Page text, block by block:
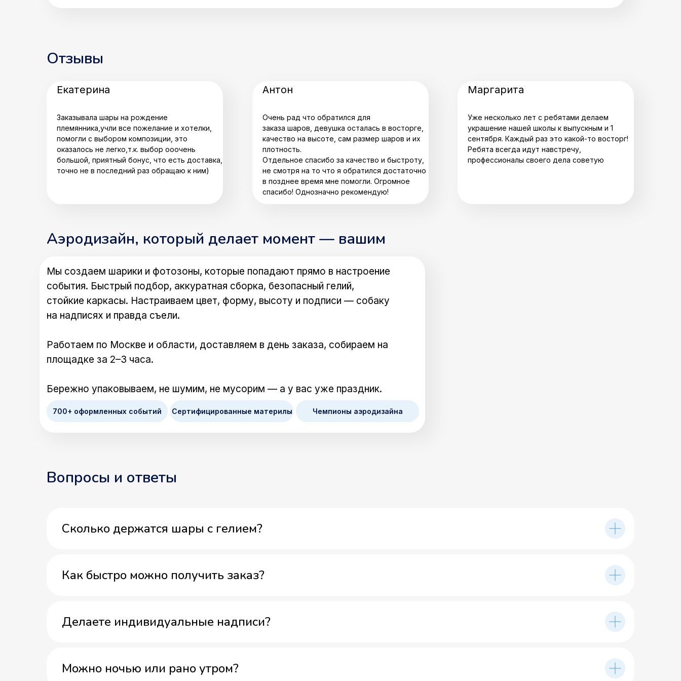
Отзывы
Заказывала шары на рождение
племянника,учли все пожелание и хотелки,
помогли с выбором композиции, это
оказалось не легко,т.к. выбор ооочень
большой, приятный бонус, что есть доставка,
точно не в последний раз обращаю к ним)
Екатерина
Уже несколько лет с ребятами делаем
украшение нашей школы к выпускным и 1
сентября. Каждый раз это какой-то восторг!
Ребята всегда идут навстречу,
профессионалы своего дела советую
Маргарита
Очень рад что обратился для
заказа шаров, девушка осталась в восторге,
качество на высоте, сам размер шаров и их
плотность.
Отдельное спасибо за качество и быстроту,
не смотря на то что я обратился достаточно
в позднее время мне помогли. Огромное
спасибо! Однозначно рекомендую!
Антон
Аэродизайн, который делает момент — вашим
Мы создаем шарики и фотозоны, которые попадают прямо в настроение
события. Быстрый подбор, аккуратная сборка, безопасный гелий,
стойкие каркасы. Настраиваем цвет, форму, высоту и подписи — собаку
на надписях и правда съели.
Работаем по Москве и области, доставляем в день заказа, собираем на
площадке за 2–3 часа.
Бережно упаковываем, не шумим, не мусорим — а у вас уже праздник.
Чемпионы аэродизайна
Сертифицированные материлы
700+ оформленных событий
Вопросы и ответы
Сколько держатся шары с гелием?
Как быстро можно получить заказ?
Делаете индивидуальные надписи?
Можно ночью или рано утром?